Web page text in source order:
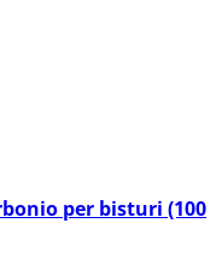
per bisturi (100